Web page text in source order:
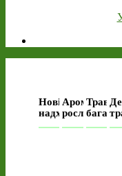
Нові
надходження
Ароматичні
рослини